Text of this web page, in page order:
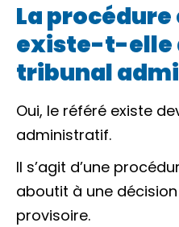
La
existe-t-elle
tribunal
Oui, le référé existe
administratif.
Il s’agit d’une
aboutit à une
provisoire.